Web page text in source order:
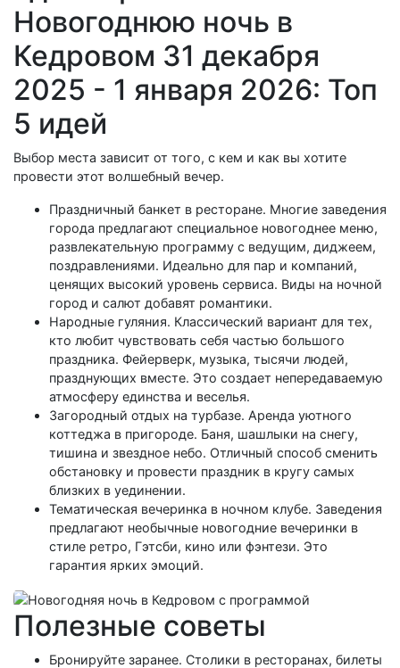
Новогоднюю ночь в
Кедровом 31 декабря
2025 - 1 января 2026: Топ
5 идей
Выбор места зависит от того, с кем и как вы хотите
провести этот волшебный вечер.
Праздничный банкет в ресторане. Многие заведения
города предлагают специальное новогоднее меню,
развлекательную программу с ведущим, диджеем,
поздравлениями. Идеально для пар и компаний,
ценящих высокий уровень сервиса. Виды на ночной
город и салют добавят романтики.
Народные гуляния. Классический вариант для тех,
кто любит чувствовать себя частью большого
праздника. Фейерверк, музыка, тысячи людей,
празднующих вместе. Это создает непередаваемую
атмосферу единства и веселья.
Загородный отдых на турбазе. Аренда уютного
коттеджа в пригороде. Баня, шашлыки на снегу,
тишина и звездное небо. Отличный способ сменить
обстановку и провести праздник в кругу самых
близких в уединении.
Тематическая вечеринка в ночном клубе. Заведения
предлагают необычные новогодние вечеринки в
стиле ретро, Гэтсби, кино или фэнтези. Это
гарантия ярких эмоций.
Полезные советы
Бронируйте заранее. Столики в ресторанах, билеты